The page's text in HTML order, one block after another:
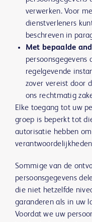
verwerken. Voor
dienstverleners
beschreven in
Met bepaalde
persoonsgegevens
regelgevende
zover vereist door
ons rechtmatig
Elke toegang tot uw
groep is beperkt tot
autorisatie hebben
Sommige van de
persoonsgegevens
die niet hetzelfde
garanderen als in uw
Voordat we uw